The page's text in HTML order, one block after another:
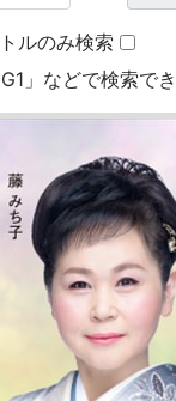
ルのみ検索
」などで検索でき